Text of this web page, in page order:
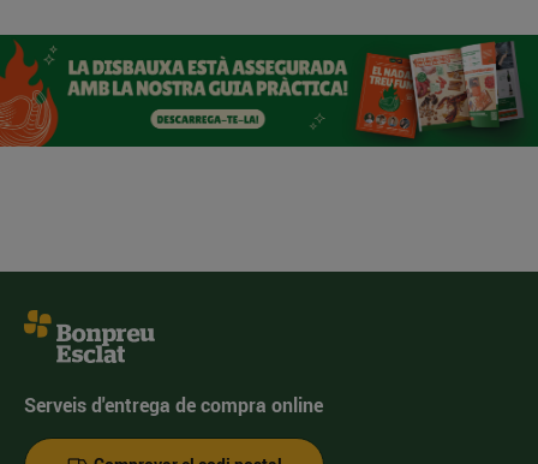
Serveis d'entrega de compra online